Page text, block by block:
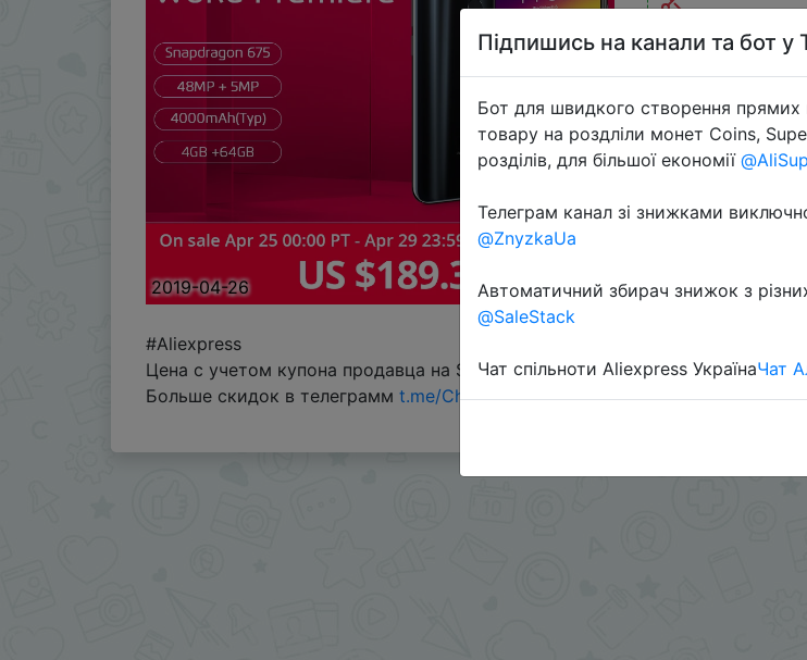
2019-04-26
#Aliexpress
Цена с учетом купона продавца на $3
Больше скидок в телеграмм t.me/ChinaGoodBuy
Підпишись на канали та бот у
Бот для швидкого створення прямих
товару на роздліли монет Coins,
розділів, для більшої економії
Телеграм канал зі знижками
@ZnyzkaUa
Автоматичний збирач знижок з
@SaleStack
Чат спільноти Aliexpress УкраїнаЧат